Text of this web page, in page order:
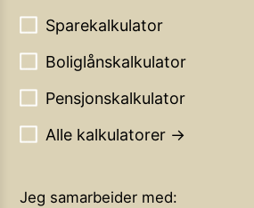
Sparekalkulator
Boliglånskalkulator
Pensjonskalkulator
Alle kalkulatorer →
Jeg samarbeider med: